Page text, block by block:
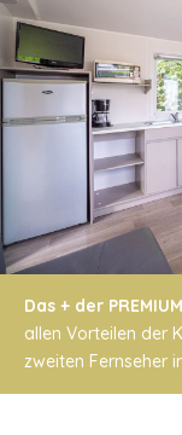
Das + der
allen Vorteilen der
zweiten Fernseher